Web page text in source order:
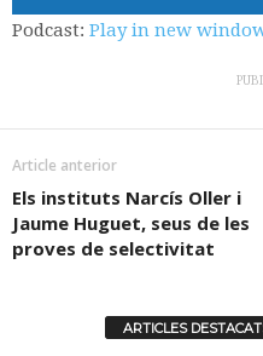
Podcast: Play in new
Article anterior
Els instituts Narcís Oller i
Jaume Huguet, seus de les
proves de selectivitat
ARTICLES